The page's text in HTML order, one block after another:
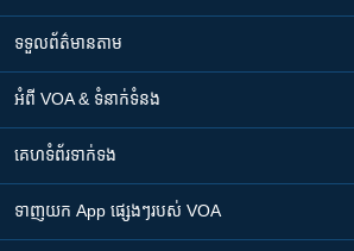
ទទួល​ព័ត៌មាន​តាម
អំពី​ VOA & ទំនាក់ទំនង
គេហទំព័រ​​ទាក់ទង
ទាញយក​ App ផ្សេងៗ​របស់​ VOA